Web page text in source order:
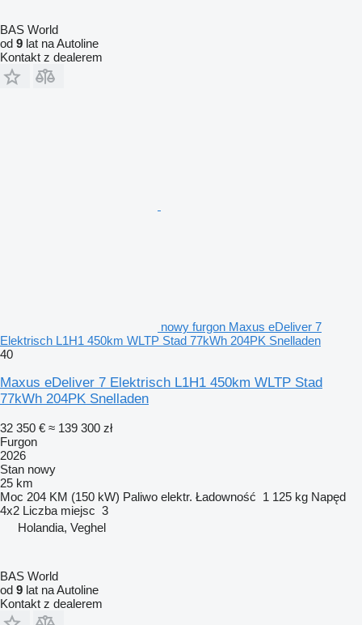
BAS World
od 9 lat na Autoline
Kontakt z dealerem
nowy furgon Maxus eDeliver 7
Elektrisch L1H1 450km WLTP Stad 77kWh 204PK Snelladen
40
Maxus eDeliver 7 Elektrisch L1H1 450km WLTP Stad
77kWh 204PK Snelladen
32 350 € ≈ 139 300 zł
Furgon
2026
Stan nowy
25 km
Moc 204 KM (150 kW) Paliwo elektr. Ładowność 1 125 kg Napęd
4x2 Liczba miejsc 3
Holandia, Veghel
BAS World
od 9 lat na Autoline
Kontakt z dealerem